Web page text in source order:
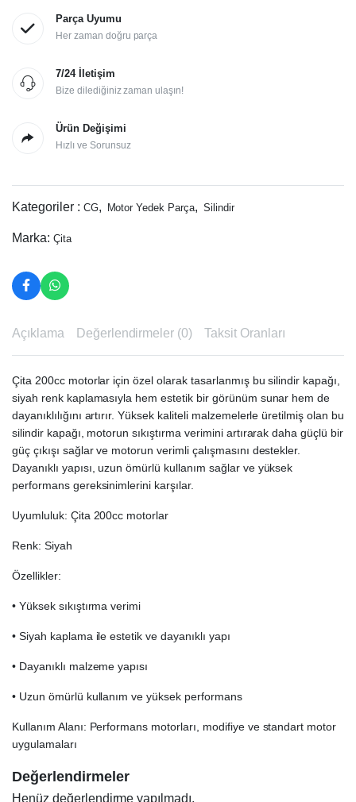
Parça Uyumu
Her zaman doğru parça
7/24 İletişim
Bize dilediğiniz zaman ulaşın!
Ürün Değişimi
Hızlı ve Sorunsuz
Kategoriler : CG, Motor Yedek Parça, Silindir
Marka: Çita
Açıklama Değerlendirmeler (0) Taksit Oranları
Çita 200cc motorlar için özel olarak tasarlanmış bu silindir kapağı,
siyah renk kaplamasıyla hem estetik bir görünüm sunar hem de
dayanıklılığını artırır. Yüksek kaliteli malzemelerle üretilmiş olan bu
silindir kapağı, motorun sıkıştırma verimini artırarak daha güçlü bir
güç çıkışı sağlar ve motorun verimli çalışmasını destekler.
Dayanıklı yapısı, uzun ömürlü kullanım sağlar ve yüksek
performans gereksinimlerini karşılar.
Uyumluluk: Çita 200cc motorlar
Renk: Siyah
Özellikler:
• Yüksek sıkıştırma verimi
• Siyah kaplama ile estetik ve dayanıklı yapı
• Dayanıklı malzeme yapısı
• Uzun ömürlü kullanım ve yüksek performans
Kullanım Alanı: Performans motorları, modifiye ve standart motor
uygulamaları
Değerlendirmeler
Henüz değerlendirme yapılmadı.